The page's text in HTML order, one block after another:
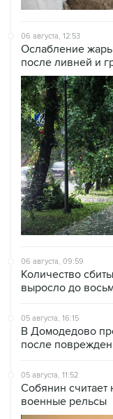
06 августа, 12:53
Ослабление
после ливней и
06 августа, 09:59
Количество
выросло до
05 августа, 16:15
В Домодедово
после
05 августа, 11:52
Собянин
военные рельсы